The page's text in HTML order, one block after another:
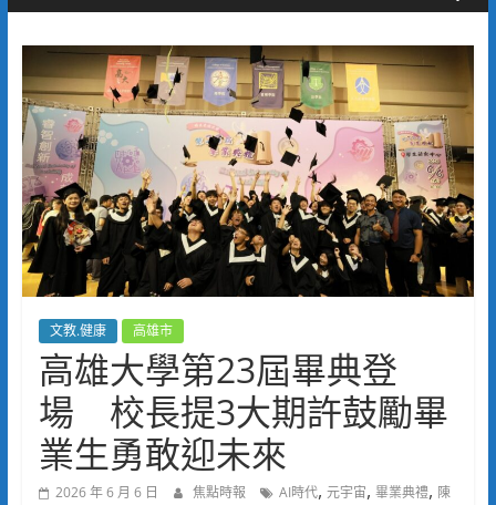
文教.健康 高雄市
高雄大學第23屆畢典登
場 校長提3大期許鼓勵畢
業生勇敢迎未來
2026 年 6 月 6 日 焦點時報 AI時代, 元宇宙, 畢業典禮, 陳